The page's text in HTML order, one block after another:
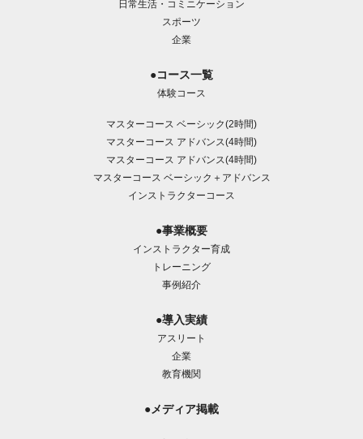
日常生活・コミニケーション
スポーツ
企業
●コース一覧
体験コース
マスターコース ベーシック(2時間)
マスターコース アドバンス(4時間)
マスターコース アドバンス(4時間)
マスターコース ベーシック＋アドバンス
インストラクターコース
●事業概要
インストラクター育成
トレーニング
事例紹介
●導入実績
アスリート
企業
教育機関
●メディア掲載